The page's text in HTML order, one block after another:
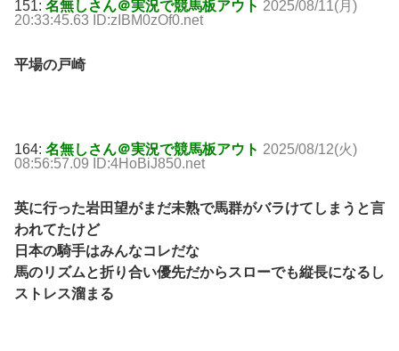
151: 名無しさん＠実況で競馬板アウト 2025/08/11(月)
20:33:45.63 ID:zIBM0zOf0.net
平場の戸崎
164: 名無しさん＠実況で競馬板アウト 2025/08/12(火)
08:56:57.09 ID:4HoBiJ850.net
英に行った岩田望がまだ未熟で馬群がバラけてしまうと言
われてたけど
日本の騎手はみんなコレだな
馬のリズムと折り合い優先だからスローでも縦長になるし
ストレス溜まる